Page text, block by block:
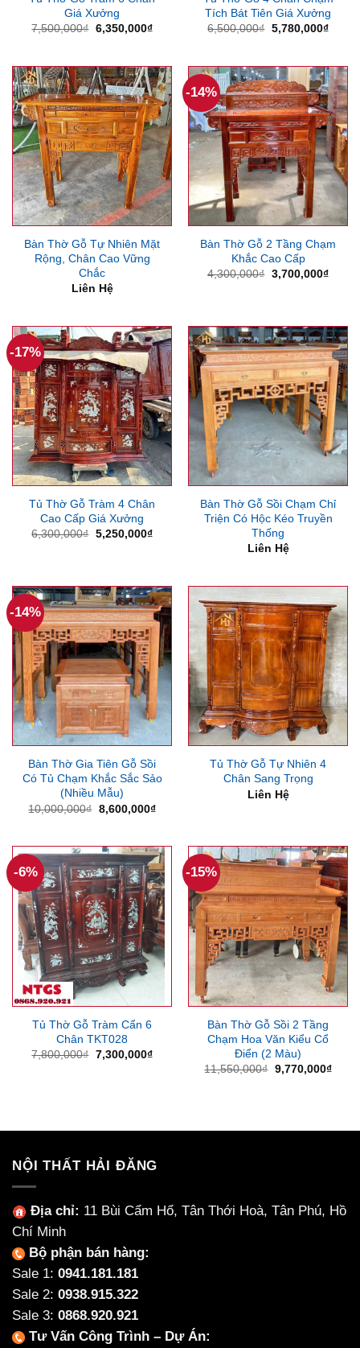
Giá Xưởng
7,500,000₫ Giá
6,350,000₫Giá
6,350,000₫.
Tích Bát Tiên Giá Xưởng
6,500,000₫ Giá
5,780,000₫Giá
Bàn Thờ Gỗ Tự Nhiên Mặt
Rộng, Chân Cao Vững
Chắc
Liên Hệ
-14%
Bàn Thờ Gỗ 2 Tầng Chạm
Khắc Cao Cấp
4,300,000₫ Giá
3,700,000₫Giá
-17%
Tủ Thờ Gỗ Tràm 4 Chân
Cao Cấp Giá Xưởng
6,300,000₫ Giá
5,250,000₫Giá
Bàn Thờ Gỗ Sồi Chạm Chỉ
Triện Có Hộc Kéo Truyền
Thống
Liên Hệ
-14%
Bàn Thờ Gia Tiên Gỗ Sồi
Có Tủ Chạm Khắc Sắc Sảo
(Nhiều Mẫu)
10,000,000₫ Giá
8,600,000₫Giá
8,600,000₫.
Tủ Thờ Gỗ Tự Nhiên 4
Chân Sang Trọng
Liên Hệ
-6%
Tủ Thờ Gỗ Tràm Cẩn 6
Chân TKT028
7,800,000₫ Giá
7,300,000₫Giá
-15%
Bàn Thờ Gỗ Sồi 2 Tầng
Chạm Hoa Văn Kiểu Cổ
Điển (2 Màu)
11,550,000₫ Giá
9,770,000₫Giá
NỘI THẤT HẢI ĐĂNG
Địa chỉ: 11 Bùi Cẩm Hổ, Tân Thới Hoà, Tân Phú, Hồ
Chí Minh
Bộ phận bán hàng:
Sale 1: 0941.181.181
Sale 2: 0938.915.322
Sale 3: 0868.920.921
Tư Vấn Công Trình – Dự Án: